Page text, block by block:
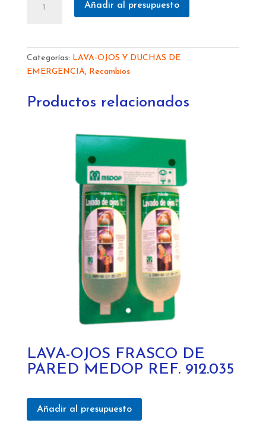
ACCIONAMIENTO
ACERO
INOXIDABLE
horizontal)
191106
Añadir al presupuesto
Categorías: LAVA-OJOS Y DUCHAS DE
EMERGENCIA, Recambios
Productos relacionados
LAVA-OJOS FRASCO DE
PARED MEDOP REF. 912.035
Añadir al presupuesto